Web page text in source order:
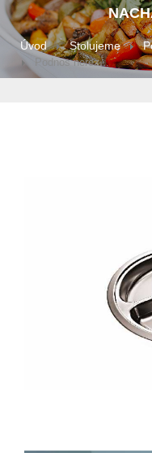
Úvod Stolujeme
Podnos nerez...